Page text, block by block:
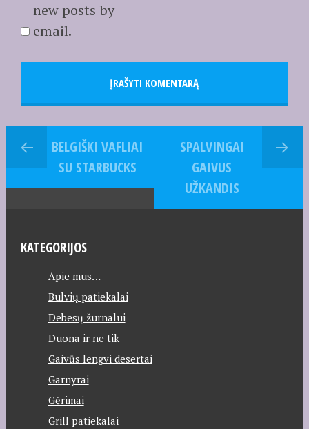
new posts by
email.
BELGIŠKI VAFLIAI
SU STARBUCKS
SPALVINGAI
GAIVUS
UŽKANDIS
KATEGORIJOS
Apie mus…
Bulvių patiekalai
Debesų žurnalui
Duona ir ne tik
Gaivūs lengvi desertai
Garnyrai
Gėrimai
Grill patiekalai